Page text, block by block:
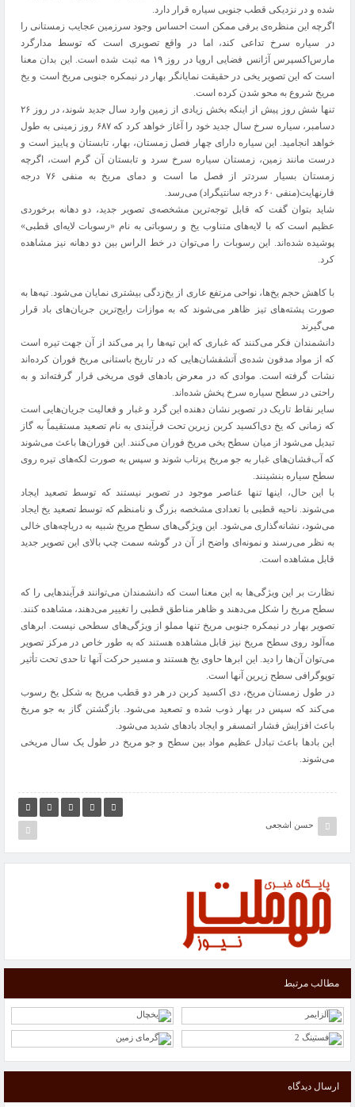
شده و در نزدیکی قطب جنوبی سیاره قرار دارد.
اگرچه این منظره‌ی برفی ممکن است احساس وجود سرزمین عجایب زمستانی را
در سیاره سرخ تداعی کند، اما در واقع تصویری است که توسط مدارگرد
مارس‌اکسپرس آژانس فضایی اروپا در روز ۱۹ مه ثبت شده است. این بدان معنا
است که این تصویر یخی در حقیقت نمایانگر بهار در نیمکره جنوبی مریخ است و یخ
مریخ شروع به محو شدن کرده است.
تنها شش روز پیش از اینکه بخش زیادی از زمین وارد سال جدید شوند، در روز ۲۶
دسامبر، سیاره سرخ سال جدید خود را آغاز خواهد کرد که ۶۸۷ روز زمینی به طول
خواهد انجامید. این سیاره دارای چهار فصل زمستان، بهار، تابستان و پاییز است و
درست مانند زمین، زمستان سیاره سرخ سرد و تابستان آن گرم است، اگرچه
زمستان بسیار سردتر از فصل ما است و دمای مریخ به منفی ۷۶ درجه
فارنهایت(منفی ۶۰ درجه سانتیگراد) می‌رسد.
شاید بتوان گفت که قابل توجه‌ترین مشخصه‌ی تصویر جدید، دو دهانه برخوردی
عظیم است که با لایه‌های متناوب یخ و رسوباتی به نام «رسوبات لایه‌ای قطبی»
پوشیده شده‌اند. این رسوبات را می‌توان در خط الراس بین دو دهانه نیز مشاهده
کرد.
با کاهش حجم یخ‌ها، نواحی مرتفع ‌عاری از یخ‌زدگی بیشتری نمایان می‌شود. تپه‌ها به
صورت پشته‌های تیز ظاهر می‌شوند که به موازات رایج‌ترین جریان‌های باد قرار
می‌گیرند
دانشمندان فکر می‌کنند که غباری که این تپه‌ها را پر می‌کند از آن جهت تیره است
که از مواد مدفون شده‌ی آتشفشان‌هایی که در تاریخ باستانی مریخ فوران کرده‌اند
نشات گرفته است. موادی که در معرض بادهای قوی مریخی قرار گرفته‌اند و به
راحتی در سطح سیاره سرخ پخش شده‌اند.
سایر نقاط تاریک در تصویر نشان دهنده این گرد و غبار و فعالیت جریان‌هایی است
که زمانی که یخ دی‌اکسید کربن زیرین تحت فرآیندی به نام تصعید مستقیماً به گاز
تبدیل می‌شود از میان سطح یخی مریخ فوران می‌کنند. این فوران‌ها باعث می‌شوند
که آب‌فشان‌های غبار به جو مریخ پرتاب شوند و سپس به صورت لکه‌های تیره روی
سطح سیاره بنشینند.
با این حال، اینها تنها عناصر موجود در تصویر نیستند که توسط تصعید ایجاد
می‌شوند. ناحیه قطبی با تعدادی مشخصه بزرگ و نامنظم که توسط تصعید یخ ایجاد
می‌شود، نشانه‌گذاری می‌شود. این ویژگی‌های سطح مریخ شبیه به دریاچه‌های خالی
به نظر می‌رسند و نمونه‌ای واضح از آن در گوشه سمت چپ بالای این تصویر جدید
قابل مشاهده است.
نظارت بر این ویژگی‌ها به این معنا است که دانشمندان می‌توانند فرآیندهایی را که
سطح مریخ را شکل می‌دهند و ظاهر مناطق قطبی را تغییر می‌دهند، مشاهده کنند.
تصویر بهار در نیمکره جنوبی مریخ تنها مملو از ویژگی‌های سطحی نیست. ابرهای
مه‌آلود روی سطح مریخ نیز قابل مشاهده هستند که به طور خاص در مرکز تصویر
می‌توان آن‌ها را دید. این ابرها حاوی یخ هستند و مسیر حرکت آنها تا حدی تحت تأثیر
توپوگرافی سطح زیرین آنها است.
در طول زمستان مریخ، دی اکسید کربن در هر دو قطب مریخ به شکل یخ رسوب
می‌کند که سپس در بهار ذوب شده و تصعید می‌شود. بازگشتن گاز به جو مریخ
باعث افزایش فشار اتمسفر و ایجاد بادهای شدید می‌شود.
این بادها باعث تبادل عظیم مواد بین سطح و جو مریخ در طول یک سال مریخی
می‌شوند.
حسن اشجعی
مطالب مرتبط
ارسال دیدگاه